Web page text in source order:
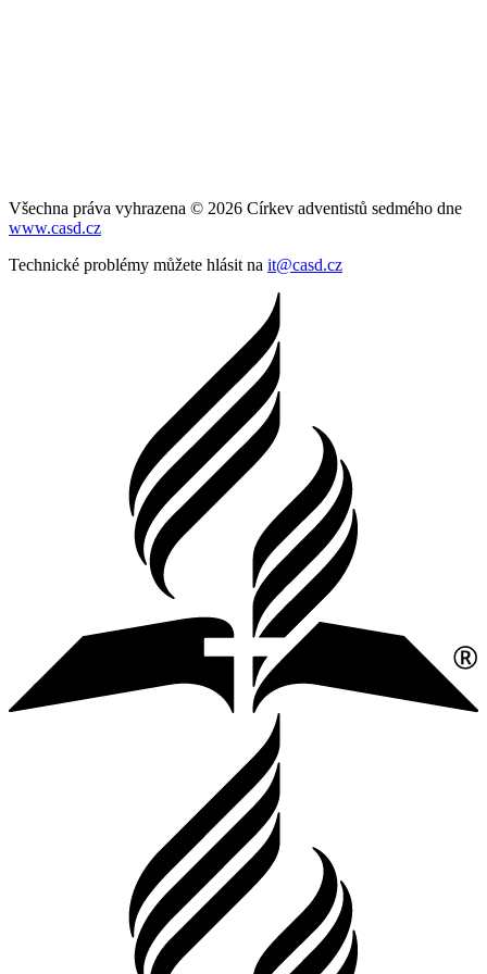
Všechna práva vyhrazena © 2026 Církev adventistů sedmého dne
www.casd.cz
Technické problémy můžete hlásit na it@casd.cz